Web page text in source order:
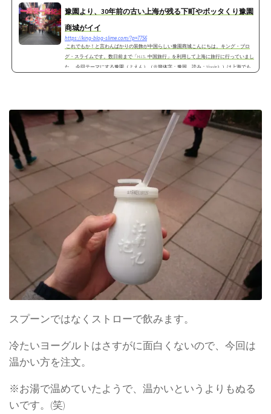
豫園より、30年前の古い上海が残る下町やボッタくり豫園
商城がイイ
https://king-blog-slime.com/?p=7756
これでもか！と言わんばかりの装飾が中国らしい豫園商城こんにちは。キング・ブロ
グ・スライムです。数日前まで「H.I.S. 中国旅行」を利用して上海に旅行に行っていまし
た。 今回テーマにする豫園（よえん）（※簡体字：豫园、読み：Yùyuán））は上海でも...
スプーンではなくストローで飲みます。
冷たいヨーグルトはさすがに面白くないので、今回は
温かい方を注文。
※お湯で温めていたようで、温かいというよりもぬる
いです。(笑)